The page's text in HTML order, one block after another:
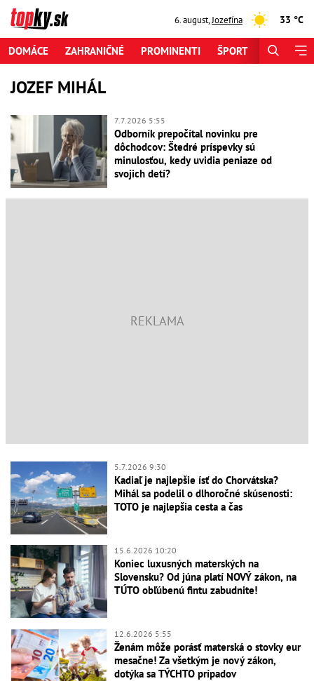
6. august,Jozefína 33 °C
DOMÁCE ZAHRANIČNÉ PROMINENTI ŠPORT
JOZEF MIHÁL
7.7.2026 5:55
Odborník prepočítal novinku pre
dôchodcov: Štedré príspevky sú
minulosťou, kedy uvidia peniaze od
svojich detí?
5.7.2026 9:30
Kadiaľ je najlepšie ísť do Chorvátska?
Mihál sa podelil o dlhoročné skúsenosti:
TOTO je najlepšia cesta a čas
15.6.2026 10:20
Koniec luxusných materských na
Slovensku? Od júna platí NOVÝ zákon, na
TÚTO obľúbenú fintu zabudnite!
12.6.2026 5:55
Ženám môže porásť materská o stovky eur
mesačne! Za všetkým je nový zákon,
dotýka sa TÝCHTO prípadov